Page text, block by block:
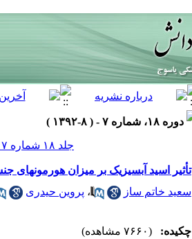
دوره ۱۸، شماره ۷ - ( ۸-۱۳۹۲ )
جلد ۱۸ شماره ۷ صفحات ۵۸۹-۵۷۸
تأثیر اسید آبسیزیک بر میزان
سعید خاتم ساز
، پروین حیدری
چکیده:
(۷۶۶۰ مشاهده)